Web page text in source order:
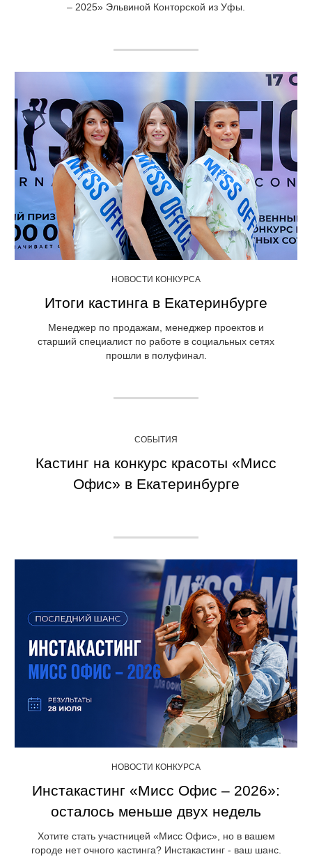
– 2025» Эльвиной Конторской из Уфы.
НОВОСТИ КОНКУРСА
Итоги кастинга в Екатеринбурге
Менеджер по продажам, менеджер проектов и
старший специалист по работе в социальных сетях
прошли в полуфинал.
СОБЫТИЯ
Кастинг на конкурс красоты «Мисс
Офис» в Екатеринбурге
НОВОСТИ КОНКУРСА
Инстакастинг «Мисс Офис – 2026»:
осталось меньше двух недель
Хотите стать участницей «Мисс Офис», но в вашем
городе нет очного кастинга? Инстакастинг - ваш шанс.